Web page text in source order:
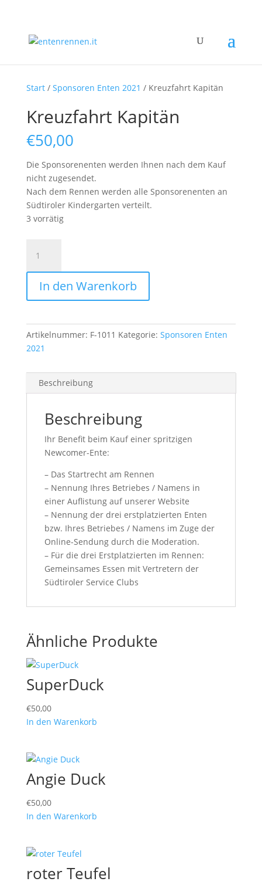
Start/ Sponsoren Enten 2021 / Kreuzfahrt Kapitän
Kreuzfahrt Kapitän
€50,00
Die Sponsorenenten werden Ihnen nach dem Kauf
nicht zugesendet.
Nach dem Rennen werden alle Sponsorenenten an
Südtiroler Kindergarten verteilt.
3 vorrätig
Kapitän
Menge
In den Warenkorb
Artikelnummer: F-1011 Kategorie: Sponsoren Enten
2021
Beschreibung
Beschreibung
Ihr Benefit beim Kauf einer spritzigen
Newcomer-Ente:
– Das Startrecht am Rennen
– Nennung Ihres Betriebes / Namens in
einer Auflistung auf unserer Website
– Nennung der drei erstplatzierten Enten
bzw. Ihres Betriebes / Namens im Zuge der
Online-Sendung durch die Moderation.
– Für die drei Erstplatzierten im Rennen:
Gemeinsames Essen mit Vertretern der
Südtiroler Service Clubs
Ähnliche Produkte
SuperDuck
€50,00
In den Warenkorb
Angie Duck
€50,00
In den Warenkorb
roter Teufel